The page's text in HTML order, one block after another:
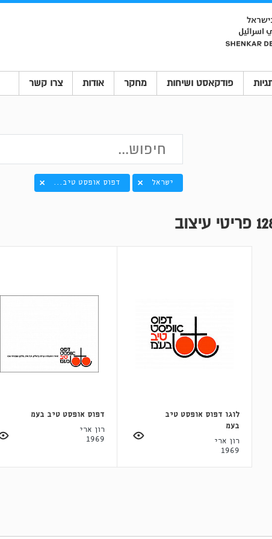
פודקאסט ושיחות מחקר אודות צרו קשר
ישראל דפוס אופסט טיב...
לוגו דפוס אופסט טיב
בעמ
רון ארי
1969
דפוס אופסט טיב בעמ
רון ארי
1969